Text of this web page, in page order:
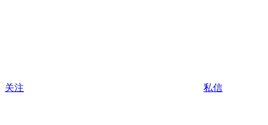
关注 私信